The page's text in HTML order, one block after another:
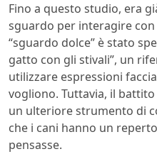
Fino a questo studio, era
sguardo per interagire
“sguardo dolce” è stato
gatto con gli stivali”, un
utilizzare espressioni
vogliono. Tuttavia, il
un ulteriore strumento di
che i cani hanno un
pensasse.